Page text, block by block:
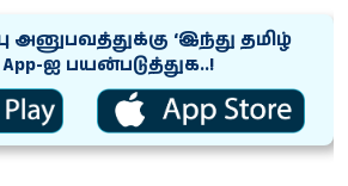
அனுபவத்துக்கு ‘இந்து தமிழ்
ஐ பயன்படுத்துக..!